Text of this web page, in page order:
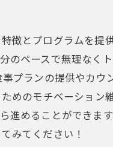
徴とプログラムを提
のペースで無理なく
プランの提供やカウ
めのモチベーション
進めることができま
みてください！